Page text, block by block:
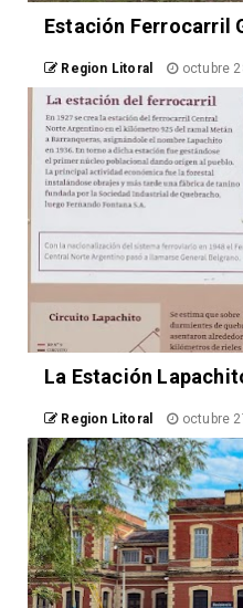
Estación Ferrocarril
Region Litoral octubre
La Estación
Region Litoral octubre